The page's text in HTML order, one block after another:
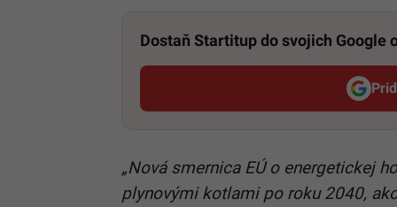
Dostaň Startitup do svojich Google
„Nová smernica EÚ o energetickej
plynovými kotlami po roku 2040,